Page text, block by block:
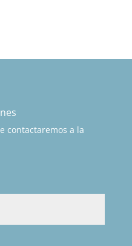
contactaremos a la